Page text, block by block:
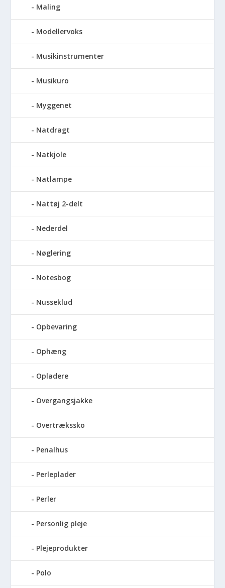
Maling
Modellervoks
Musikinstrumenter
Musikuro
Myggenet
Natdragt
Natkjole
Natlampe
Nattøj 2-delt
Nederdel
Nøglering
Notesbog
Nusseklud
Opbevaring
Ophæng
Opladere
Overgangsjakke
Overtrækssko
Penalhus
Perleplader
Perler
Personlig pleje
Plejeprodukter
Polo